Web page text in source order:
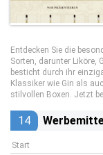
Entdecken Sie die
Sorten, darunter Liköre,
besticht durch ihr
Klassiker wie Gin als
stilvollen Boxen. Jetzt
14
Start